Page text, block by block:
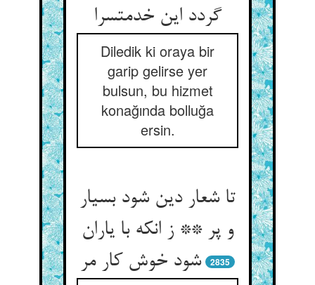
گردد این خدمت‏سرا
Diledik ki oraya bir
garip gelirse yer
bulsun, bu hizmet
konağında bolluğa
ersin.
تا شعار دین شود بسیار
و پر ** ز انکه با یاران
شود خوش کار مر
2835